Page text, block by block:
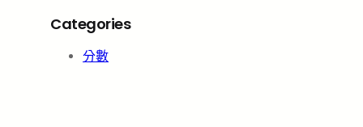
Categories
分數